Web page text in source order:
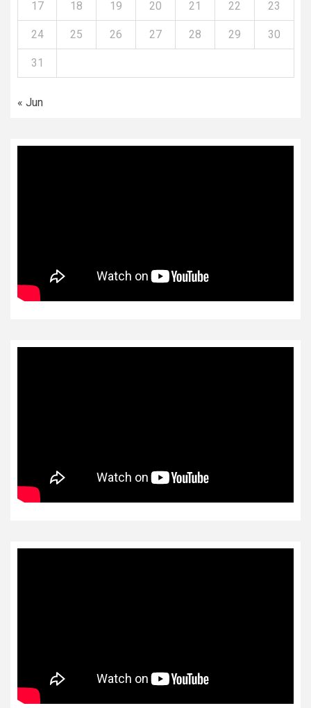
17 18 19 20 21 22 23
24 25 26 27 28 29 30
31
« Jun